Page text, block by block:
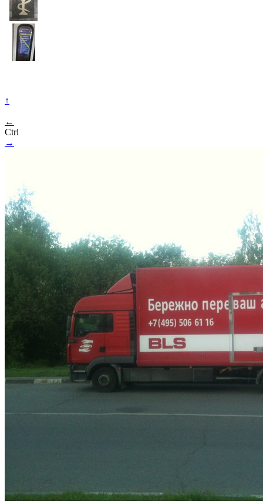
↑
←
Ctrl
→